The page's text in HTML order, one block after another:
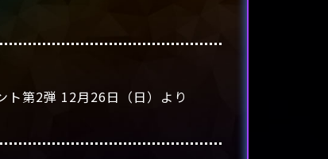
ト第2弾 12月26日（日）より